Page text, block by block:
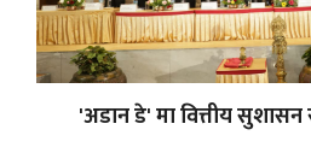
'अडान डे' मा वित्तीय